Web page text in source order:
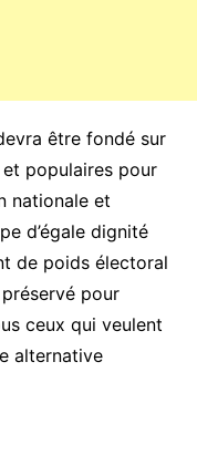
être fondé sur
populaires pour
nationale et
d’égale dignité
de poids électoral
pour
ceux qui veulent
alternative